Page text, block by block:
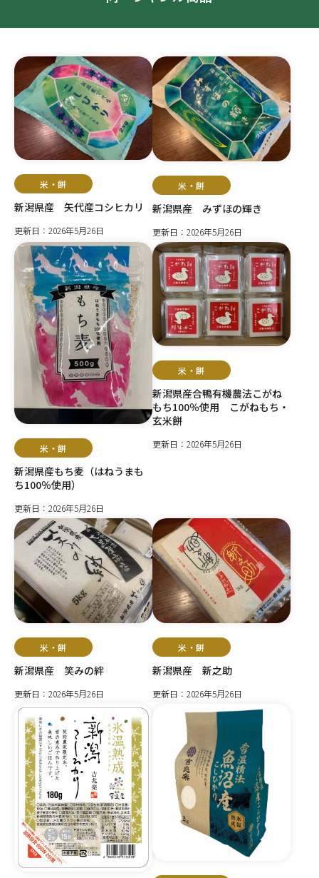
米・餅
新潟県産 矢代産コシヒカリ
更新日：2026年5月26日
米・餅
新潟県産 みずほの輝き
更新日：2026年5月26日
米・餅
新潟県産もち麦（はねうまも
ち100％使用）
更新日：2026年5月26日
米・餅
新潟県産合鴨有機農法こがね
もち100％使用 こがねもち・
玄米餅
更新日：2026年5月26日
米・餅
新潟県産 笑みの絆
更新日：2026年5月26日
米・餅
新潟県産 新之助
更新日：2026年5月26日